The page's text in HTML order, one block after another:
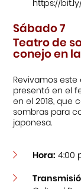
https://
Sábado 7
Teatro de
conejo en
Revivamos
presentó en el
en el 2018, que
sombras para
japonesa.
Hora: 4:00